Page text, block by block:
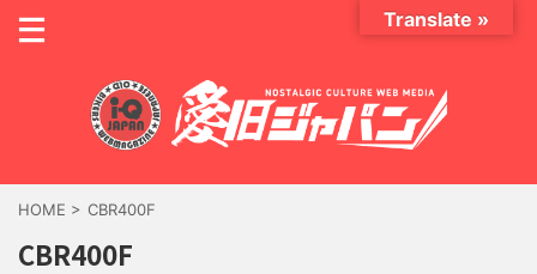
HOME > CBR400F
CBR400F
Translate »